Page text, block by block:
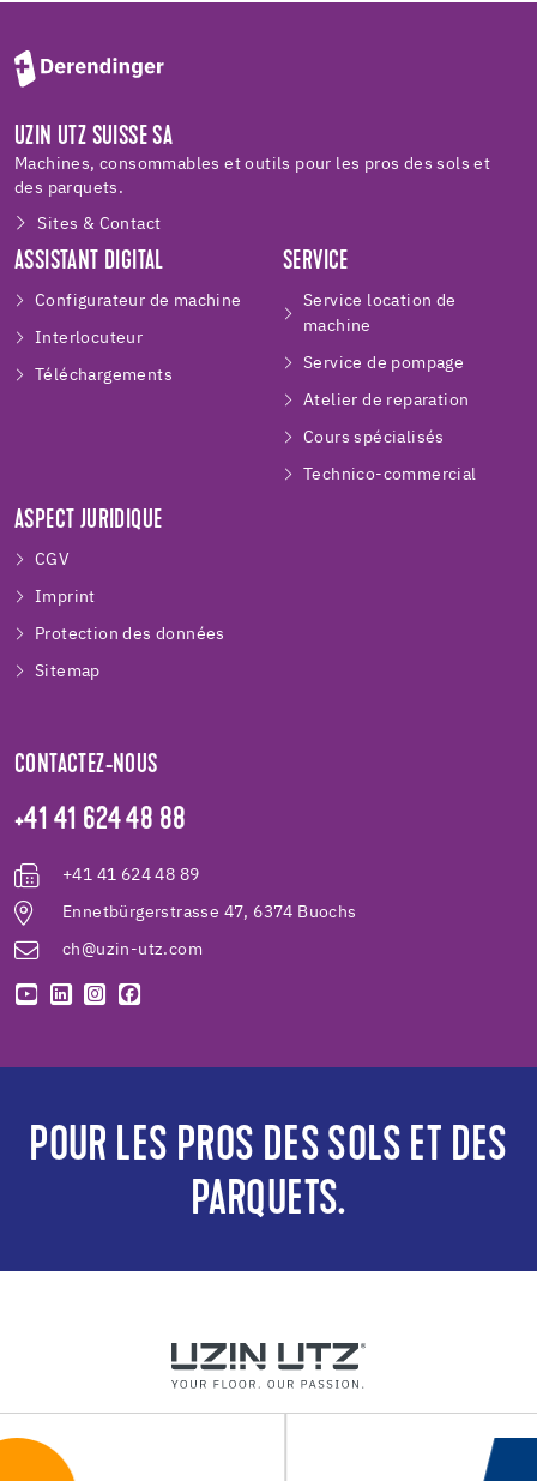
UZIN UTZ SUISSE SA
Machines, consommables et outils pour les pros des sols et
des parquets.
Sites & Contact
ASSISTANT DIGITAL
Configurateur de machine
Interlocuteur
Téléchargements
SERVICE
Service location de
machine
Service de pompage
Atelier de reparation
Cours spécialisés
Technico-commercial
ASPECT JURIDIQUE
CGV
Imprint
Protection des données
Sitemap
CONTACTEZ-NOUS
+41 41 624 48 88
+41 41 624 48 89
Ennetbürgerstrasse 47, 6374 Buochs
ch@uzin-utz.com
POUR LES PROS DES SOLS ET DES
PARQUETS.